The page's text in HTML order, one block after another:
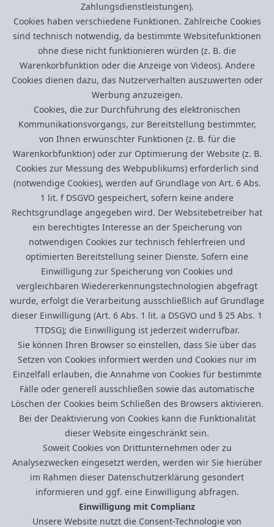
Zahlungsdienstleistungen).
Cookies haben verschiedene Funktionen. Zahlreiche Cookies
sind technisch notwendig, da bestimmte Websitefunktionen
ohne diese nicht funktionieren würden (z. B. die
Warenkorbfunktion oder die Anzeige von Videos). Andere
Cookies dienen dazu, das Nutzerverhalten auszuwerten oder
Werbung anzuzeigen.
Cookies, die zur Durchführung des elektronischen
Kommunikationsvorgangs, zur Bereitstellung bestimmter,
von Ihnen erwünschter Funktionen (z. B. für die
Warenkorbfunktion) oder zur Optimierung der Website (z. B.
Cookies zur Messung des Webpublikums) erforderlich sind
(notwendige Cookies), werden auf Grundlage von Art. 6 Abs.
1 lit. f DSGVO gespeichert, sofern keine andere
Rechtsgrundlage angegeben wird. Der Websitebetreiber hat
ein berechtigtes Interesse an der Speicherung von
notwendigen Cookies zur technisch fehlerfreien und
optimierten Bereitstellung seiner Dienste. Sofern eine
Einwilligung zur Speicherung von Cookies und
vergleichbaren Wiedererkennungstechnologien abgefragt
wurde, erfolgt die Verarbeitung ausschließlich auf Grundlage
dieser Einwilligung (Art. 6 Abs. 1 lit. a DSGVO und § 25 Abs. 1
TTDSG); die Einwilligung ist jederzeit widerrufbar.
Sie können Ihren Browser so einstellen, dass Sie über das
Setzen von Cookies informiert werden und Cookies nur im
Einzelfall erlauben, die Annahme von Cookies für bestimmte
Fälle oder generell ausschließen sowie das automatische
Löschen der Cookies beim Schließen des Browsers aktivieren.
Bei der Deaktivierung von Cookies kann die Funktionalität
dieser Website eingeschränkt sein.
Soweit Cookies von Drittunternehmen oder zu
Analysezwecken eingesetzt werden, werden wir Sie hierüber
im Rahmen dieser Datenschutzerklärung gesondert
informieren und ggf. eine Einwilligung abfragen.
Einwilligung mit Complianz
Unsere Website nutzt die Consent-Technologie von